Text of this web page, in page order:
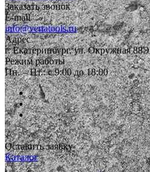
Заказать звонок
E-mail
info@vertatools.ru
Адрес
г. Екатеринбург, ул. Окружная 88Э
Режим работы
Пн. – Пт.: с 9:00 до 18:00
Оставить заявку
Каталог